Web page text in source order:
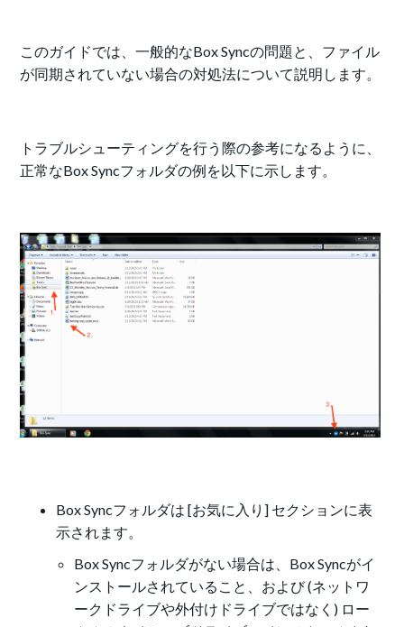
このガイドでは、一般的なBox Syncの問題と、ファイル
が同期されていない場合の対処法について説明します。
トラブルシューティングを行う際の参考になるように、
正常なBox Syncフォルダの例を以下に示します。
Box Syncフォルダは [お気に入り] セクションに表
示されます。
Box Syncフォルダがない場合は、Box Syncがイ
ンストールされていること、および (ネットワ
ークドライブや外付けドライブではなく) ロー